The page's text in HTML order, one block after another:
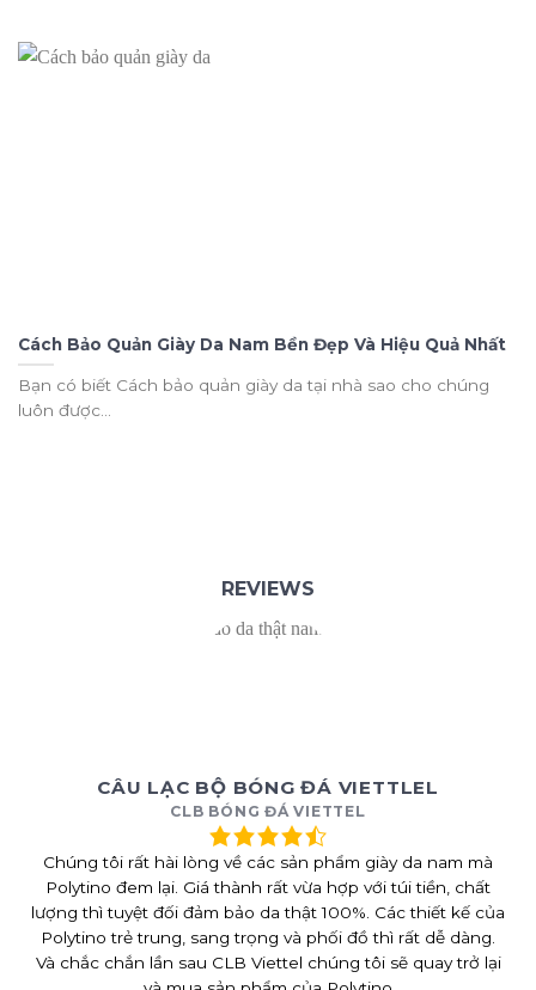
Cách Bảo Quản Giày Da Nam Bền Đẹp Và Hiệu Quả Nhất
Bạn có biết Cách bảo quản giày da tại nhà sao cho chúng
luôn được...
REVIEWS
CÂU LẠC BỘ BÓNG ĐÁ VIETTLEL
CLB BÓNG ĐÁ VIETTEL
Chúng tôi rất hài lòng về các sản phẩm giày da nam mà
Polytino đem lại. Giá thành rất vừa hợp với túi tiền, chất
lượng thì tuyệt đối đảm bảo da thật 100%. Các thiết kế của
Polytino trẻ trung, sang trọng và phối đồ thì rất dễ dàng.
Và chắc chắn lần sau CLB Viettel chúng tôi sẽ quay trở lại